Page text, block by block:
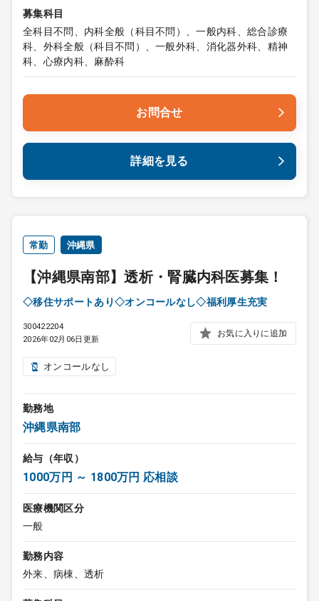
募集科目
全科目不問、内科全般（科目不問）、一般内科、総合診療
科、外科全般（科目不問）、一般外科、消化器外科、精神
科、心療内科、麻酔科
お問合せ
詳細を見る
常勤 沖縄県
【沖縄県南部】透析・腎臓内科医募集！
◇移住サポートあり◇オンコールなし◇福利厚生充実
300422204
2026年02月06日更新
お気に入りに追加
オンコールなし
勤務地
沖縄県南部
給与（年収）
1000万円 ～ 1800万円 応相談
医療機関区分
一般
勤務内容
外来、病棟、透析